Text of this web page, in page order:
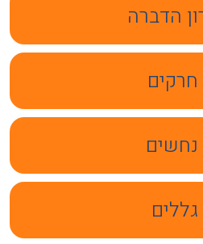
הדברה
חרקים
נחשים
גללים